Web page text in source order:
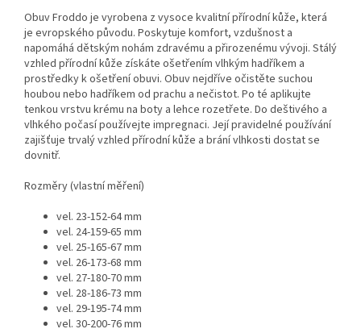
Obuv Froddo je vyrobena z vysoce kvalitní přírodní kůže, která
je evropského původu. Poskytuje komfort, vzdušnost a
napomáhá dětským nohám zdravému a přirozenému vývoji. Stálý
vzhled přírodní kůže získáte ošetřením vlhkým hadříkem a
prostředky k ošetření obuvi. Obuv nejdříve očistěte suchou
houbou nebo hadříkem od prachu a nečistot. Po té aplikujte
tenkou vrstvu krému na boty a lehce rozetřete. Do deštivého a
vlhkého počasí používejte impregnaci. Její pravidelné používání
zajišťuje trvalý vzhled přírodní kůže a brání vlhkosti dostat se
dovnitř.
Rozměry (vlastní měření)
vel. 23-152-64 mm
vel. 24-159-65 mm
vel. 25-165-67 mm
vel. 26-173-68 mm
vel. 27-180-70 mm
vel. 28-186-73 mm
vel. 29-195-74 mm
vel. 30-200-76 mm